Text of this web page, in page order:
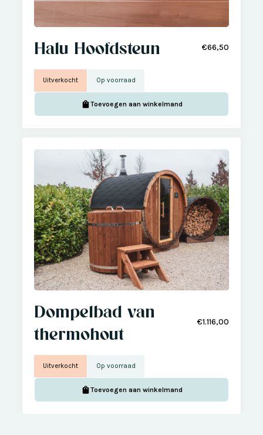
Halu Hoofdsteun €66,50
Uitverkocht Op voorraad
Toevoegen aan winkelmand
Dompelbad van
thermohout
€1.116,00
Uitverkocht Op voorraad
Toevoegen aan winkelmand